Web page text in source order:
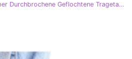
Lu Boo Damen Ballerinas Silber Durchbrochene Geflochtene Tragetasche grau